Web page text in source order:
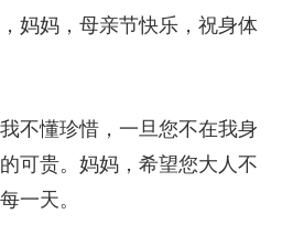
妈妈，母亲节快乐，祝身体
不懂珍惜，一旦您不在我身
可贵。妈妈，希望您大人不
一天。